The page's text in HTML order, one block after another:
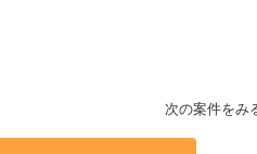
次の案件をみ